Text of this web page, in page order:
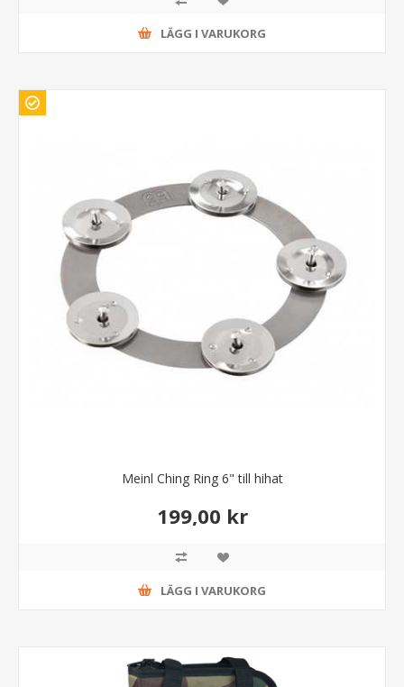
LÄGG I VARUKORG
Meinl Ching Ring 6" till hihat
199,00 kr
LÄGG I VARUKORG